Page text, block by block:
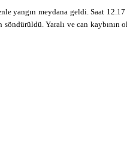
yangın meydana geldi. Saat 12.17
Yaralı ve can kaybının